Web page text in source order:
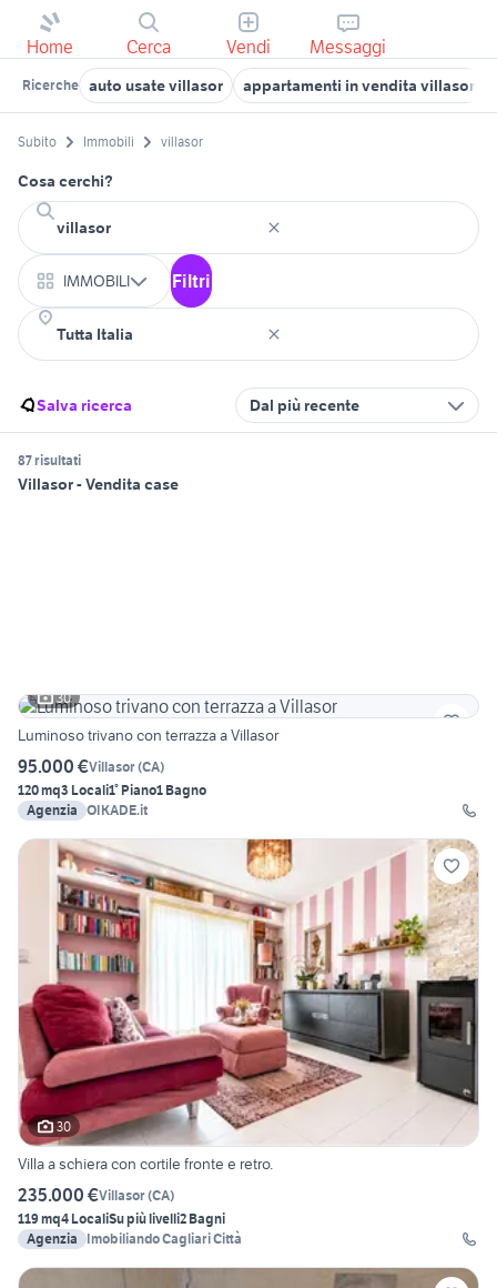
Home Cerca Vendi Messaggi
Ricerche auto usate villasor appartamenti in vendita villasor
Subito Immobili villasor
Cosa cerchi?
IMMOBILI Filtri
Salva ricerca Dal più recente
87 risultati
Villasor - Vendita case
30
Luminoso trivano con terrazza a Villasor
95.000 €Villasor(CA)
120 mq3 Locali1° Piano1 Bagno
Agenzia OIKADE.it
30
Villa a schiera con cortile fronte e retro.
235.000 €Villasor(CA)
119 mq4 LocaliSu più livelli2 Bagni
Agenzia
Imobiliando Cagliari Città